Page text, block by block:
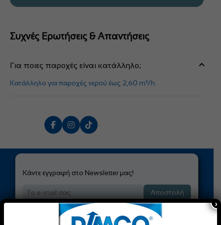
Συχνές Ερωτήσεις & Απαντήσεις
Για ποιες παροχές είναι κατάλληλο;
Κατάλληλο για παροχές νερού έως 2,60 m³/h.
Κάντε εγγραφή στο Newsletter μας!
Αποστολή
×